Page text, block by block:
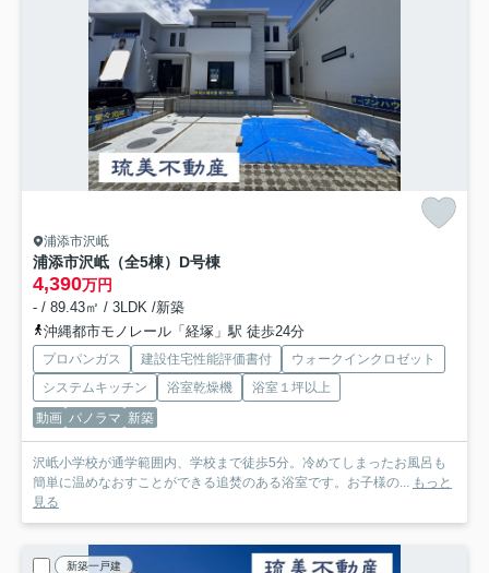
浦添市沢岻
浦添市沢岻（全5棟）D号棟
4,390万円
- / 89.43㎡ / 3LDK /新築
沖縄都市モノレール「経塚」駅 徒歩24分
プロパンガス 建設住宅性能評価書付
ウォークインクロゼット
システムキッチン
浴室乾燥機
浴室１坪以上
動画 パノラマ 新築
沢岻小学校が通学範囲内、学校まで徒歩5分。冷めてしまったお風呂も
簡単に温めなおすことができる追焚のある浴室です。お子様の... もっと
見る
新築一戸建